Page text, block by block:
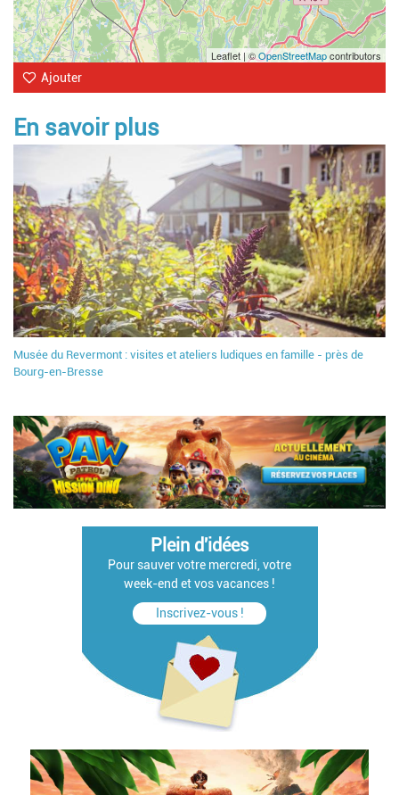
Leaflet | ©OpenStreetMapcontributors
Ajouter
En savoir plus
Musée du Revermont : visites et ateliers ludiques en famille - près de
Bourg-en-Bresse
Plein d'idées
Pour sauver votre mercredi, votre
week-end et vos vacances !
Inscrivez-vous !